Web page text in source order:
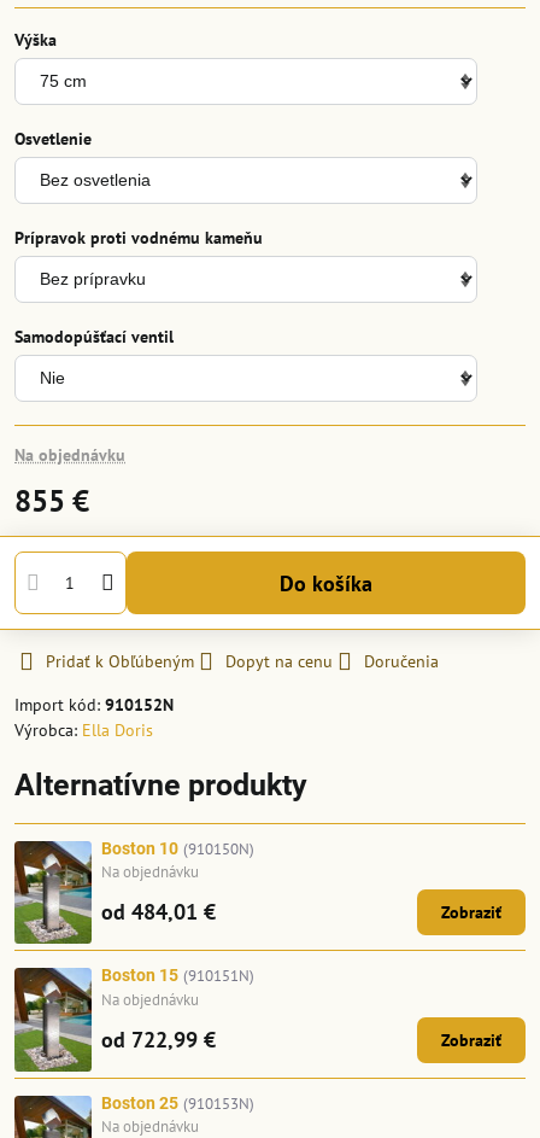
Výška
Osvetlenie
Prípravok proti vodnému kameňu
Samodopúšťací ventil
Na objednávku
855 €
Do košíka
Pridať k Obľúbeným Dopyt na cenu
Doručenia
Import kód: 910152N
Výrobca: Ella Doris
Alternatívne produkty
Boston 10 (910150N)
Na objednávku
od 484,01 € Zobraziť
Boston 15 (910151N)
Na objednávku
od 722,99 € Zobraziť
Boston 25 (910153N)
Na objednávku